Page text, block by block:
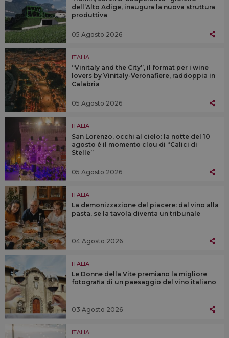
dell’Alto Adige, inaugura la nuova struttura
produttiva
05 Agosto 2026
ITALIA
“Vinitaly and the City”, il format per i wine
lovers by Vinitaly-Veronafiere, raddoppia in
Calabria
05 Agosto 2026
ITALIA
San Lorenzo, occhi al cielo: la notte del 10
agosto è il momento clou di “Calici di
Stelle”
05 Agosto 2026
ITALIA
La demonizzazione del piacere: dal vino alla
pasta, se la tavola diventa un tribunale
04 Agosto 2026
ITALIA
Le Donne della Vite premiano la migliore
fotografia di un paesaggio del vino italiano
03 Agosto 2026
ITALIA